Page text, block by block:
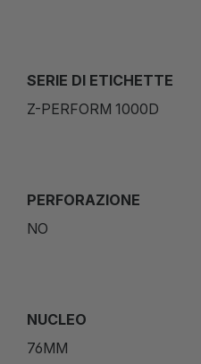
SERIE DI ETICHETTE
Z-PERFORM 1000D
PERFORAZIONE
NO
NUCLEO
76MM